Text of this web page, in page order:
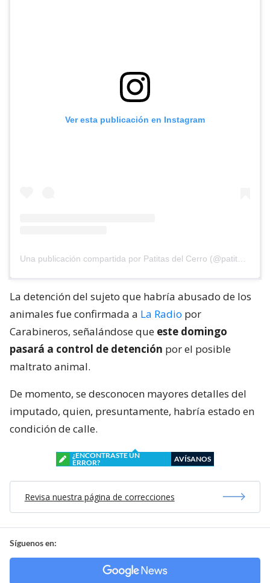
Ver esta publicación en Instagram
La detención del sujeto que habría abusado de los
animales fue confirmada a La Radio por
Carabineros, señalándose que este domingo
pasará a control de detención por el posible
maltrato animal.
De momento, se desconocen mayores detalles del
imputado, quien, presuntamente, habría estado en
condición de calle.
¿ENCONTRASTE UN
ERROR?
AVÍSANOS
Revisa nuestra página de correcciones
Síguenos en: